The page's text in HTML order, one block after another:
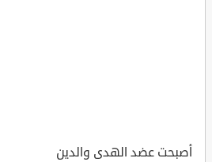
أصبحت عضد الهدى والدين